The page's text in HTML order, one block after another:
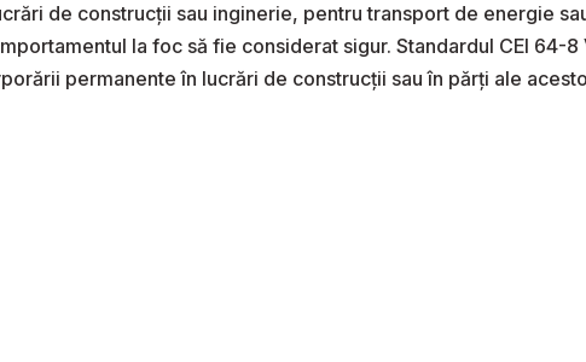
de construcții sau inginerie, pentru transport de energie
la foc să fie considerat sigur. Standardul CEI 64-
permanente în lucrări de construcții sau în părți ale